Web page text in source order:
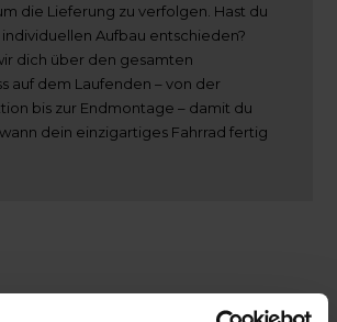
die Lieferung zu verfolgen. Hast du
Aufbau entschieden?
dich über den gesamten
auf dem Laufenden – von der
bis zur Endmontage – damit du
dein einzigartiges Fahrrad fertig
bei BikeSuperior